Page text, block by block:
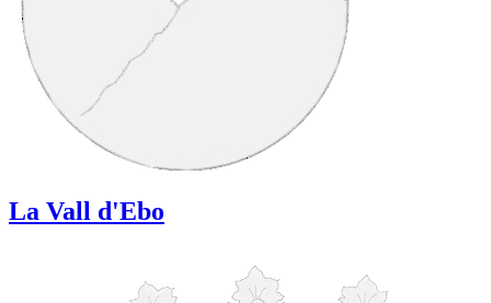
La Vall d'Ebo